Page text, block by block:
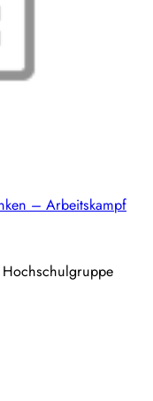
– Arbeitskampf